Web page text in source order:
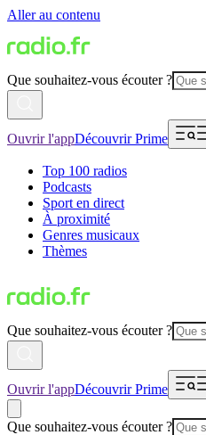
Aller au contenu
Que souhaitez-vous écouter ?
Ouvrir l'appDécouvrir Prime
Top 100 radios
Podcasts
Sport en direct
À proximité
Genres musicaux
Thèmes
Que souhaitez-vous écouter ?
Ouvrir l'appDécouvrir Prime
Que souhaitez-vous écouter ?